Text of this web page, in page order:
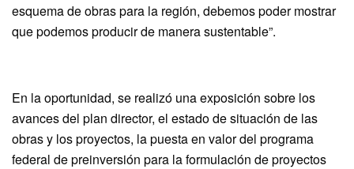
esquema de obras para la región, debemos poder mostrar
que podemos producir de manera sustentable”.
En la oportunidad, se realizó una exposición sobre los
avances del plan director, el estado de situación de las
obras y los proyectos, la puesta en valor del programa
federal de preinversión para la formulación de proyectos